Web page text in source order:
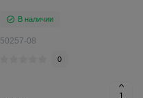
В наличии
50257-08
0